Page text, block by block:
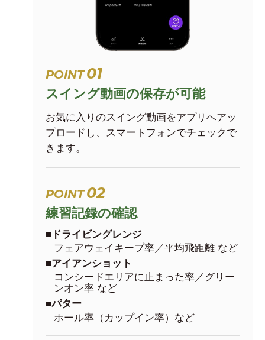
POINT 01
スイング動画の保存が可能
お気に入りのスイング動画をアプリへアッ
プロードし、スマートフォンでチェックで
きます。
POINT 02
練習記録の確認
■ドライビングレンジ
フェアウェイキープ率／平均飛距離 など
■アイアンショット
コンシードエリアに止まった率／グリー
ンオン率 など
■パター
ホール率（カップイン率）など